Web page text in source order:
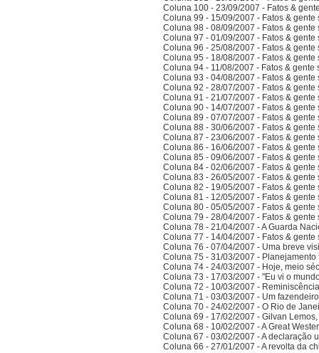
Coluna 100 - 23/09/2007 - Fatos &
Coluna 99 - 15/09/2007 - Fatos &
Coluna 98 - 08/09/2007 - Fatos &
Coluna 97 - 01/09/2007 - Fatos &
Coluna 96 - 25/08/2007 - Fatos &
Coluna 95 - 18/08/2007 - Fatos &
Coluna 94 - 11/08/2007 - Fatos &
Coluna 93 - 04/08/2007 - Fatos &
Coluna 92 - 28/07/2007 - Fatos &
Coluna 91 - 21/07/2007 - Fatos &
Coluna 90 - 14/07/2007 - Fatos &
Coluna 89 - 07/07/2007 - Fatos &
Coluna 88 - 30/06/2007 - Fatos &
Coluna 87 - 23/06/2007 - Fatos &
Coluna 86 - 16/06/2007 - Fatos &
Coluna 85 - 09/06/2007 - Fatos &
Coluna 84 - 02/06/2007 - Fatos &
Coluna 83 - 26/05/2007 - Fatos &
Coluna 82 - 19/05/2007 - Fatos &
Coluna 81 - 12/05/2007 - Fatos &
Coluna 80 - 05/05/2007 - Fatos &
Coluna 79 - 28/04/2007 - Fatos &
Coluna 78 - 21/04/2007 - A Guarda
Coluna 77 - 14/04/2007 - Fatos &
Coluna 76 - 07/04/2007 - Uma breve
Coluna 75 - 31/03/2007 -
Coluna 74 - 24/03/2007 - Hoje, meio
Coluna 73 - 17/03/2007 - "Eu vi o
Coluna 72 - 10/03/2007 -
Coluna 71 - 03/03/2007 - Um
Coluna 70 - 24/02/2007 - O Rio de
Coluna 69 - 17/02/2007 - Gilvan
Coluna 68 - 10/02/2007 - A Great
Coluna 67 - 03/02/2007 - A declaração
Coluna 66 - 27/01/2007 - A revolta da